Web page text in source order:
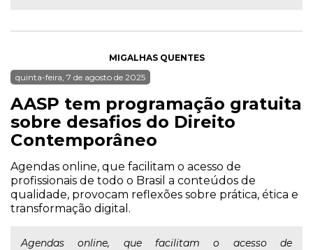
MIGALHAS QUENTES
quinta-feira, 7 de agosto de 2025
AASP tem programação gratuita
sobre desafios do Direito
Contemporâneo
Agendas online, que facilitam o acesso de
profissionais de todo o Brasil a conteúdos de
qualidade, provocam reflexões sobre prática, ética e
transformação digital.
Agendas online, que facilitam o acesso de